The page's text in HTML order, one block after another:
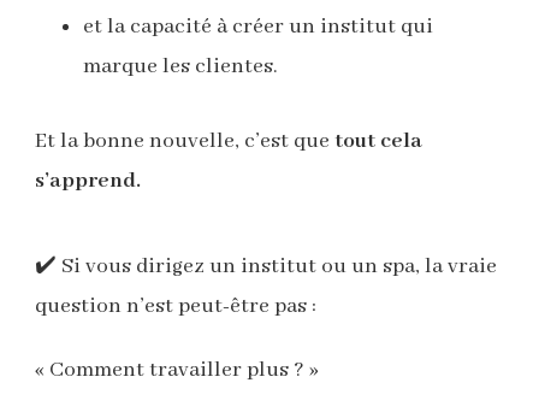
et la capacité à créer un institut qui
marque les clientes.
Et la bonne nouvelle, c’est que tout cela
s’apprend.
✔️ Si vous dirigez un institut ou un spa, la vraie
question n’est peut-être pas :
« Comment travailler plus ? »